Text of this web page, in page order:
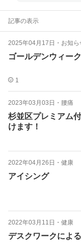
記事の表示
2025年04月17日 ・ お知ら
ゴールデンウィー
1
2023年03月03日 ・ 腰痛
杉並区プレミアム
けます！
2022年04月26日 ・ 健康
アイシング
2022年03月11日 ・ 健康
デスクワークによ